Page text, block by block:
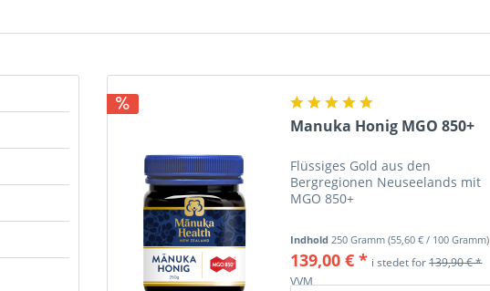
Manuka Honig MGO 850+
Flüssiges Gold aus den
Bergregionen Neuseelands mit
MGO 850+
Indhold250 Gramm(55,60 € / 100 Gramm)
139,00 € * i stedet for139,90 € *
VVM